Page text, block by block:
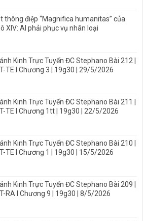
thông điệp “Magnifica humanitas” của
XIV: AI phải phục vụ nhân loại
Kinh Trực Tuyến ĐC Stephano Bài 212 |
TE I Chương 3 | 19g30 | 29/5/2026
Kinh Trực Tuyến ĐC Stephano Bài 211 |
TE I Chương 1tt | 19g30 | 22/5/2026
Kinh Trực Tuyến ĐC Stephano Bài 210 |
TE I Chương 1 | 19g30 | 15/5/2026
Kinh Trực Tuyến ĐC Stephano Bài 209 |
RA I Chương 9 | 19g30 | 8/5/2026